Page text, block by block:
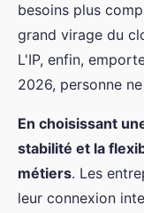
besoins plus
grand virage du
L'IP, enfin,
2026, personne
En choisissant
stabilité et la
métiers. Les
leur connexion